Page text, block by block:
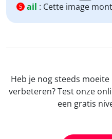
5 ail : Cette image
Heb je nog steeds
verbeteren? Test onze
een gratis